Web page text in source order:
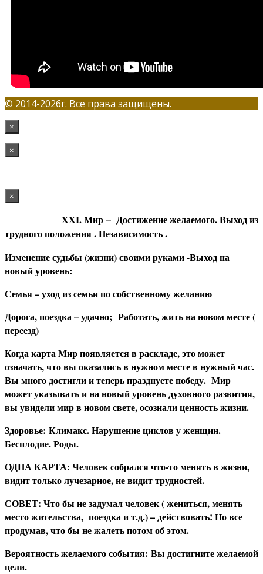
© 2014-2026г. Все права защищены.
×
×
×
XXI. Мир – Достижение желаемого. Выход из
трудного положения . Независимость .
Изменение судьбы (жизни) своими руками -Выход на
новый уровень:
Семья – уход из семьи по собственному желанию
Дорога, поездка – удачно; Работать, жить на новом месте (
переезд)
Когда карта Мир появляется в раскладе, это может
означать, что вы оказались в нужном месте в нужный час.
Вы много достигли и теперь празднуете победу. Мир
может указывать и на новый уровень духовного развития,
вы увидели мир в новом свете, осознали ценность жизни.
Здоровье: Климакс. Нарушение циклов у женщин.
Бесплодие. Роды.
ОДНА КАРТА: Человек собрался что-то менять в жизни,
видит только лучезарное, не видит трудностей.
СОВЕТ: Что бы не задумал человек ( жениться, менять
место жительства, поездка и т.д.) – действовать! Но все
продумав, что бы не жалеть потом об этом.
Вероятность желаемого события: Вы достигните желаемой
цели.